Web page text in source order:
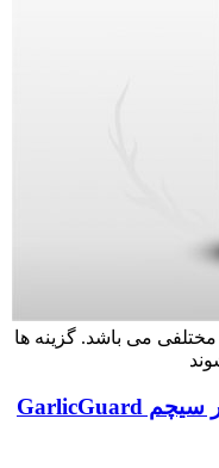
می باشد. گزینه ها
افزایش دهنده اشتهای عصاره سیر سیچم GarlicGuard